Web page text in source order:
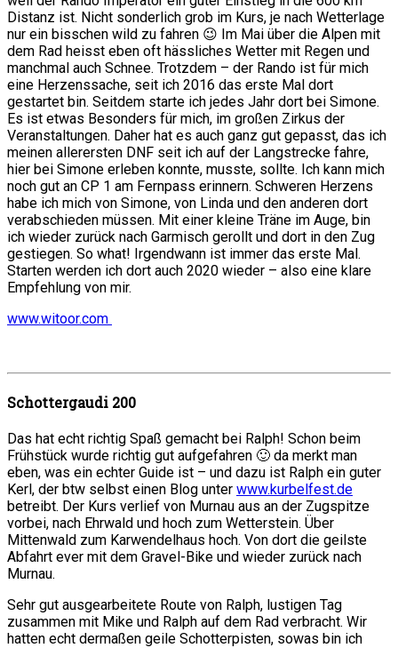
Distanz ist. Nicht sonderlich grob im Kurs, je nach Wetterlage
nur ein bisschen wild zu fahren 😉 Im Mai über die Alpen mit
dem Rad heisst eben oft hässliches Wetter mit Regen und
manchmal auch Schnee. Trotzdem – der Rando ist für mich
eine Herzenssache, seit ich 2016 das erste Mal dort
gestartet bin. Seitdem starte ich jedes Jahr dort bei Simone.
Es ist etwas Besonders für mich, im großen Zirkus der
Veranstaltungen. Daher hat es auch ganz gut gepasst, das ich
meinen allerersten DNF seit ich auf der Langstrecke fahre,
hier bei Simone erleben konnte, musste, sollte. Ich kann mich
noch gut an CP 1 am Fernpass erinnern. Schweren Herzens
habe ich mich von Simone, von Linda und den anderen dort
verabschieden müssen. Mit einer kleine Träne im Auge, bin
ich wieder zurück nach Garmisch gerollt und dort in den Zug
gestiegen. So what! Irgendwann ist immer das erste Mal.
Starten werden ich dort auch 2020 wieder – also eine klare
Empfehlung von mir.
www.witoor.com
Schottergaudi 200
Das hat echt richtig Spaß gemacht bei Ralph! Schon beim
Frühstück wurde richtig gut aufgefahren 🙂 da merkt man
eben, was ein echter Guide ist – und dazu ist Ralph ein guter
Kerl, der btw selbst einen Blog unter www.kurbelfest.de
betreibt. Der Kurs verlief von Murnau aus an der Zugspitze
vorbei, nach Ehrwald und hoch zum Wetterstein. Über
Mittenwald zum Karwendelhaus hoch. Von dort die geilste
Abfahrt ever mit dem Gravel-Bike und wieder zurück nach
Murnau.
Sehr gut ausgearbeitete Route von Ralph, lustigen Tag
zusammen mit Mike und Ralph auf dem Rad verbracht. Wir
hatten echt dermaßen geile Schotterpisten, sowas bin ich